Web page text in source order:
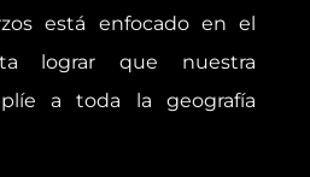
está enfocado en el
lograr que nuestra
a toda la geografía